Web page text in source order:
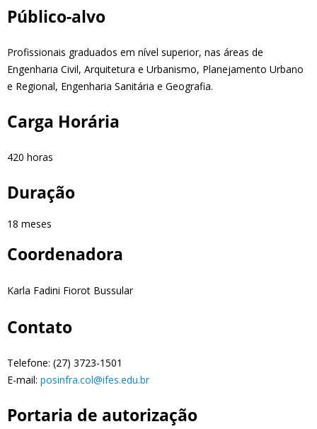
Público-alvo
Profissionais graduados em nível superior, nas áreas de
Engenharia Civil, Arquitetura e Urbanismo, Planejamento Urbano
e Regional, Engenharia Sanitária e Geografia.
Carga Horária
420 horas
Duração
18 meses
Coordenadora
Karla Fadini Fiorot Bussular
Contato
Telefone: (27) 3723-1501
E-mail: posinfra.col@ifes.edu.br
Portaria de autorização